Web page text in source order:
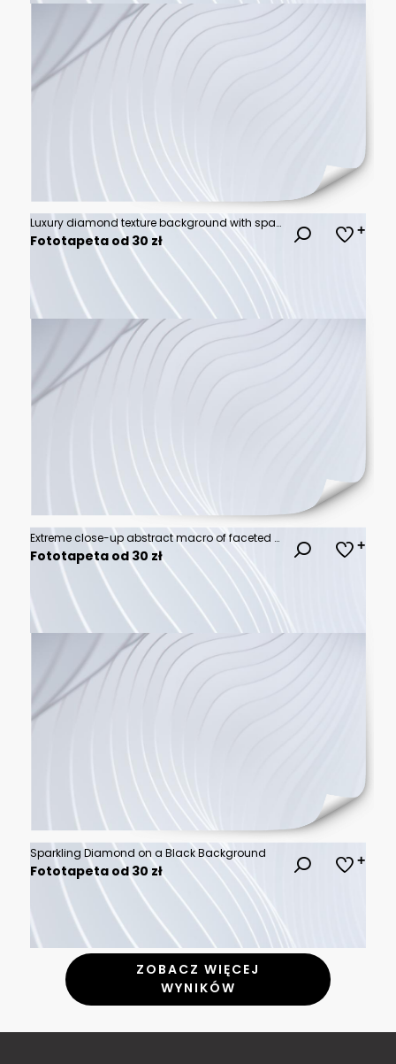
Luxury diamond texture background with sparkling crystal facets and bright light refractions. Elegant precious gem backdrop for premium jewelry branding, cosmetic ad or wedding card.
Fototapeta od 30 zł
Extreme close-up abstract macro of faceted diamond brilliance
Fototapeta od 30 zł
Sparkling Diamond on a Black Background
Fototapeta od 30 zł
ZOBACZ WIĘCEJ
WYNIKÓW